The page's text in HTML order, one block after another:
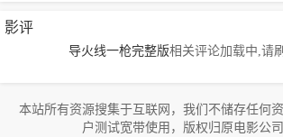
影评
导火线一枪完整版相关评论加载中,请
本站所有资源搜集于互联网，我们不储存任何
户测试宽带使用，版权归原电影公司